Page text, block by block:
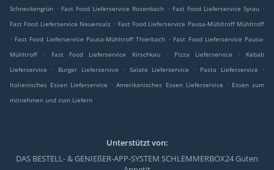
Schneckengrün . Fast Food Lieferservice Rosenbach . Fast Food Lieferservice Syrau .
Fast Food Lieferservice Neuensalz . Fast Food Lieferservice Pausa-Mühltroff Mühltroff
. Fast Food Lieferservice Pausa-Mühltroff Thierbach . Fast Food Lieferservice Pausa-
Mühltroff
. Fast Food Lieferservice Kirschkau . Pizza Lieferservice .
Kebab
Lieferservice
. Burger Lieferservice . Salate Lieferservice . Pasta Lieferservice
.
Italienisches Essen Lieferservice . Amerikanisches Essen Lieferservice . Essen zum
mitnehmen und zum Liefern
Unterstützt von:
DAS BESTELL- & GENIEßER-APP-SYSTEM SCHLEMMERBOX24 Guten